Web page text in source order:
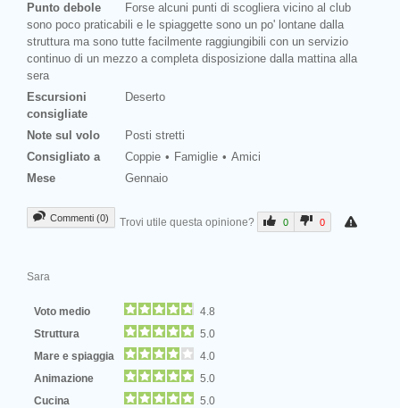
Punto debole
Forse alcuni punti di scogliera vicino al club
sono poco praticabili e le spiaggette sono un po' lontane dalla
struttura ma sono tutte facilmente raggiungibili con un servizio
continuo di un mezzo a completa disposizione dalla mattina alla
sera
Escursioni
consigliate
Deserto
Note sul volo
Posti stretti
Consigliato a
Coppie Famiglie
Amici
Mese
Gennaio
Commenti (0) Trovi utile questa opinione? 0 0
Sara
Voto medio
4.8
Struttura
5.0
Mare e spiaggia
4.0
Animazione
5.0
Cucina
5.0